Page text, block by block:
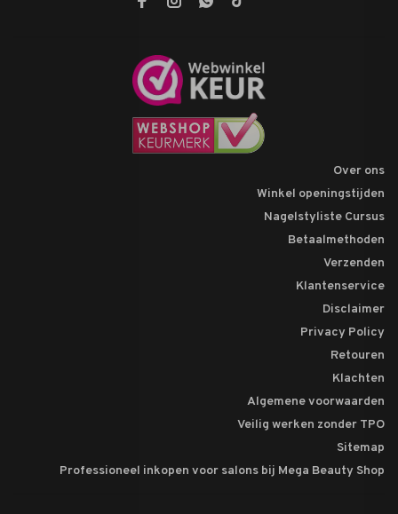
Over ons
Winkel openingstijden
Nagelstyliste Cursus
Betaalmethoden
Verzenden
Klantenservice
Disclaimer
Privacy Policy
Retouren
Klachten
Algemene voorwaarden
Veilig werken zonder TPO
Sitemap
Professioneel inkopen voor salons bij Mega Beauty Shop